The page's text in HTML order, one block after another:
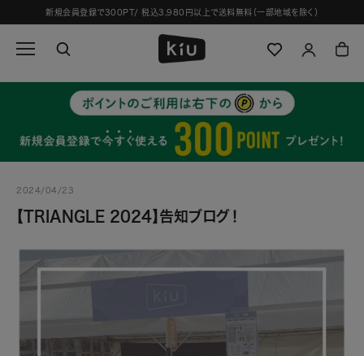
キ
ン
新規会員登録で300PT/ 税込3,980円以上で送料無料（一部地域を除く）
2024/04/23
【TRIANGLE 2024】告知ブログ！